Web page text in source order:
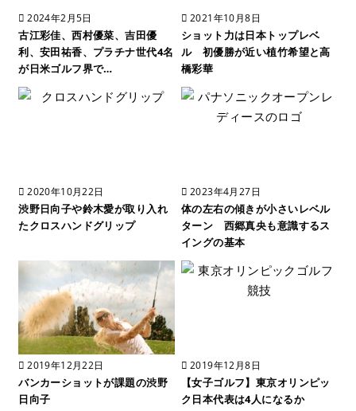
2024年2月5日
古江彩佳、西村優菜、吉田優
利、安田祐香、プラチナ世代4名
が日米ゴルフ界で…
2021年10月8日
ショット力は日本トップレベ
ル 初優勝が近い植竹希望と高
橋彩華
2020年10月22日
渋野日向子や鈴木愛が取り入れ
たクロスハンドグリップ
2023年4月27日
体の左右の傾きが小さいレベル
ターン 西郷真央も意識するス
イングの基本
2019年12月22日
バンカーショットが課題の渋野
日向子
2019年12月8日
【女子ゴルフ】東京オリンピッ
ク日本代表は4人になるか